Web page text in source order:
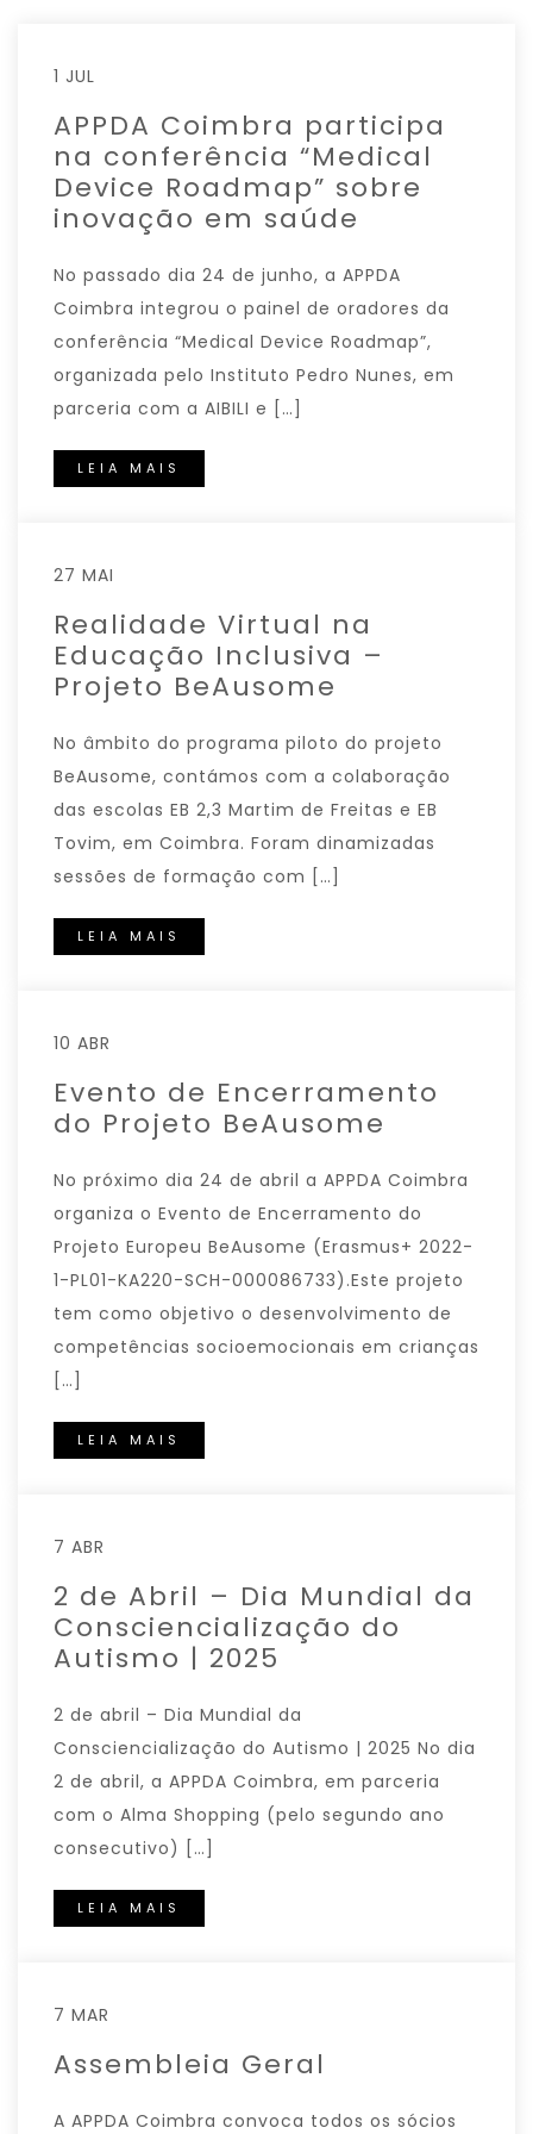
1 JUL
APPDA Coimbra participa
na conferência “Medical
Device Roadmap” sobre
inovação em saúde
No passado dia 24 de junho, a APPDA
Coimbra integrou o painel de oradores da
conferência “Medical Device Roadmap”,
organizada pelo Instituto Pedro Nunes, em
parceria com a AIBILI e […]
LEIA MAIS
27 MAI
Realidade Virtual na
Educação Inclusiva –
Projeto BeAusome
No âmbito do programa piloto do projeto
BeAusome, contámos com a colaboração
das escolas EB 2,3 Martim de Freitas e EB
Tovim, em Coimbra. Foram dinamizadas
sessões de formação com […]
LEIA MAIS
10 ABR
Evento de Encerramento
do Projeto BeAusome
No próximo dia 24 de abril a APPDA Coimbra
organiza o Evento de Encerramento do
Projeto Europeu BeAusome (Erasmus+ 2022-
1-PL01-KA220-SCH-000086733).Este projeto
tem como objetivo o desenvolvimento de
competências socioemocionais em crianças
[…]
LEIA MAIS
7 ABR
2 de Abril – Dia Mundial da
Consciencialização do
Autismo | 2025
2 de abril – Dia Mundial da
Consciencialização do Autismo | 2025 No dia
2 de abril, a APPDA Coimbra, em parceria
com o Alma Shopping (pelo segundo ano
consecutivo) […]
LEIA MAIS
7 MAR
Assembleia Geral
A APPDA Coimbra convoca todos os sócios